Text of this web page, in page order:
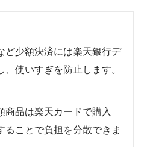
ど少額決済には楽天銀行デ
、使いすぎを防止します。
商品は楽天カードで購入
ることで負担を分散できま